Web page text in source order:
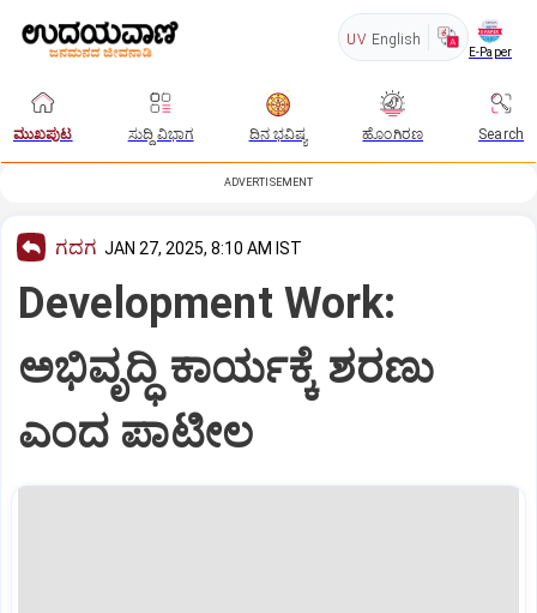
UV English
E-Paper
ಮುಖಪುಟ ಸುದ್ದಿ ವಿಭಾಗ ದಿನ ಭವಿಷ್ಯ ಹೊಂಗಿರಣ Search
ADVERTISEMENT
ಗದಗ JAN 27, 2025, 8:10 AM IST
Development Work:
ಅಭಿವೃದ್ಧಿ ಕಾರ್ಯಕ್ಕೆ ಶರಣು
ಎಂದ ಪಾಟೀಲ